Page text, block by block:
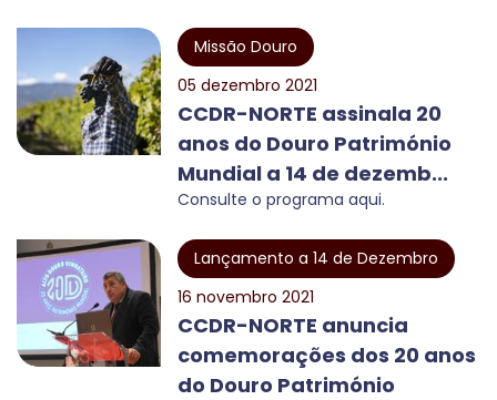
Missão Douro
05 dezembro 2021
CCDR-NORTE assinala 20
anos do Douro Património
Mundial a 14 de dezemb...
Consulte o programa aqui.
Lançamento a 14 de Dezembro
16 novembro 2021
CCDR-NORTE anuncia
comemorações dos 20 anos
do Douro Património